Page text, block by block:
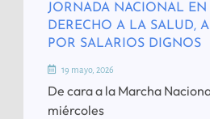
JORNADA NACIONAL EN
DERECHO A LA SALUD,
POR SALARIOS DIGNOS
19 mayo, 2026
De cara a la Marcha
miércoles